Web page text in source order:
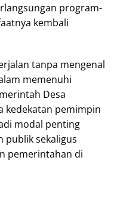
program-
kembali
tanpa mengenal
memenuhi
Desa
kedekatan pemimpin
modal penting
publik sekaligus
pemerintahan di